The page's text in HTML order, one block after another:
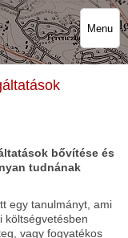
Menu
bővítése és
tudnának
egy tanulmányt, ami
költségvetésben
vagy fogyatékos